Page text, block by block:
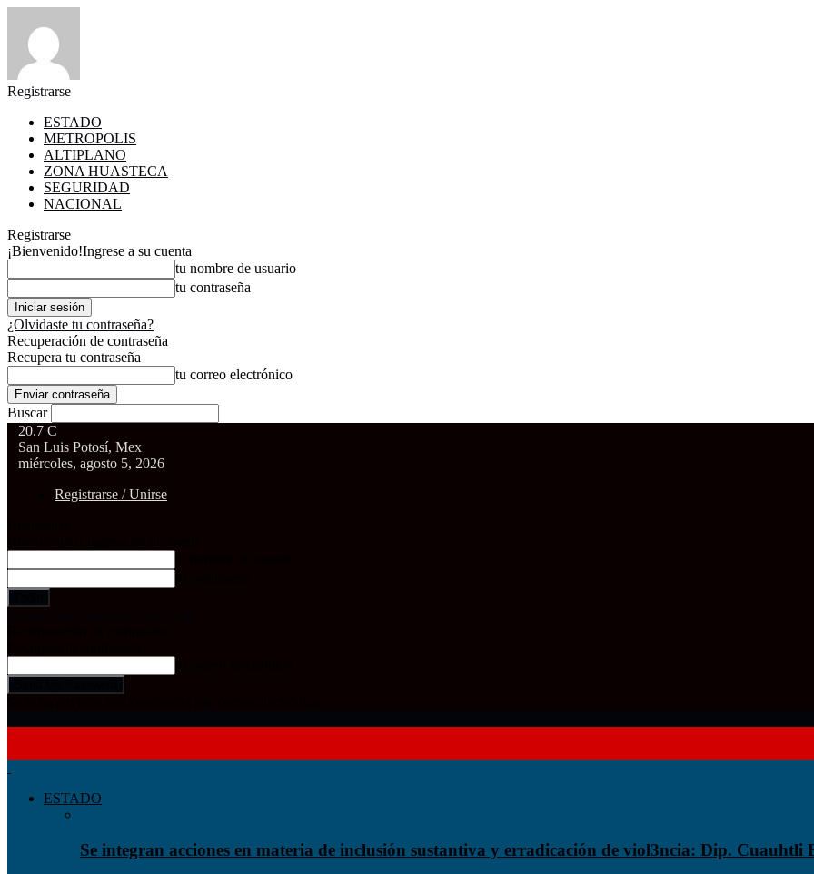
Registrarse
ESTADO
METROPOLIS
ALTIPLANO
ZONA HUASTECA
SEGURIDAD
NACIONAL
Registrarse
¡Bienvenido!Ingrese a su cuenta
tu nombre de usuario
tu contraseña
¿Olvidaste tu contraseña?
Recuperación de contraseña
Recupera tu contraseña
tu correo electrónico
Buscar
20.7 C
San Luis Potosí, Mex
miércoles, agosto 5, 2026
Registrarse / Unirse
ESTADO
Se integran acciones en materia de inclusión sustantiva y erradicación de viol3ncia: Dip. Cuauhtli